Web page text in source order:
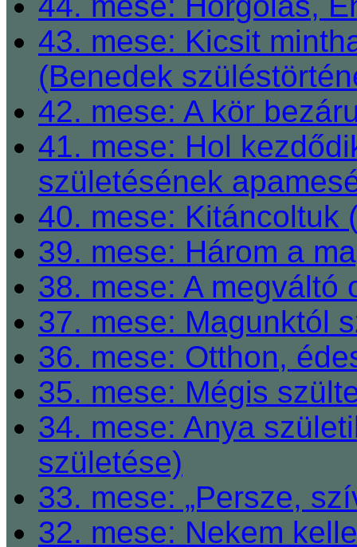
43. mese: Kicsit
(Benedek
42. mese: A kör
41. mese: Hol
születésének
40. mese: Kitáncoltuk
39. mese: Három a
38. mese: A megváltó
37. mese: Magunktól
36. mese: Otthon,
35. mese: Mégis
34. mese: Anya
születése)
33. mese: „Persze,
32. mese: Nekem